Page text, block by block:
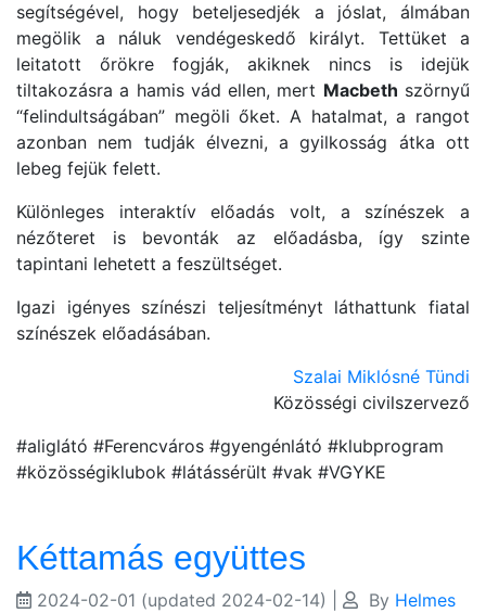
segítségével, hogy beteljesedjék a jóslat, álmában
megölik a náluk vendégeskedő királyt. Tettüket a
leitatott őrökre fogják, akiknek nincs is idejük
tiltakozásra a hamis vád ellen, mert Macbeth szörnyű
“felindultságában” megöli őket. A hatalmat, a rangot
azonban nem tudják élvezni, a gyilkosság átka ott
lebeg fejük felett.
Különleges interaktív előadás volt, a színészek a
nézőteret is bevonták az előadásba, így szinte
tapintani lehetett a feszültséget.
Igazi igényes színészi teljesítményt láthattunk fiatal
színészek előadásában.
Szalai Miklósné Tündi
Közösségi civilszervező
#aliglátó #Ferencváros #gyengénlátó #klubprogram
#közösségiklubok #látássérült #vak #VGYKE
Kéttamás együttes
2024-02-01 (updated 2024-02-14) By Helmes